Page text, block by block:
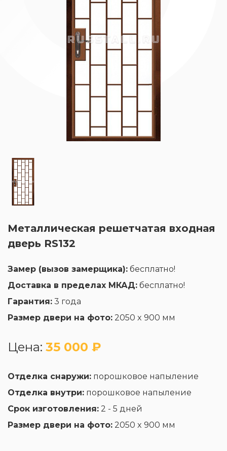
Металлическая решетчатая входная
дверь RS132
Замер (вызов замерщика): бесплатно!
Доставка в пределах МКАД: бесплатно!
Гарантия: 3 года
Размер двери на фото: 2050 x 900 мм
Цена: 35 000 ₽
Отделка снаружи: порошковое напыление
Отделка внутри: порошковое напыление
Срок изготовления: 2 - 5 дней
Размер двери на фото: 2050 x 900 мм